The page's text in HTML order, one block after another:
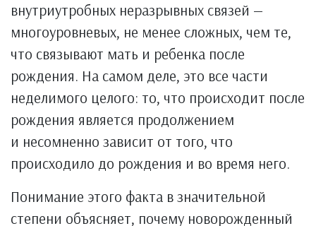
внутриутробных неразрывных связей —
многоуровневых, не менее сложных, чем те,
что связывают мать и ребенка после
рождения. На самом деле, это все части
неделимого целого: то, что происходит после
рождения является продолжением
и несомненно зависит от того, что
происходило до рождения и во время него.
Понимание этого факта в значительной
степени объясняет, почему новорожденный